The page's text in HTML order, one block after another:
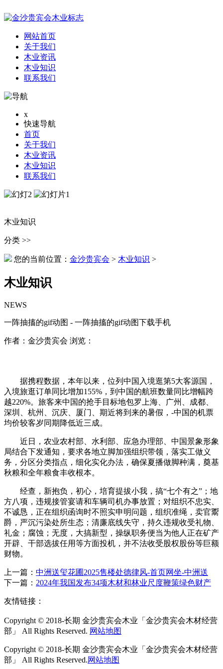
网站首页
关于我们
木业资讯
木业知识
联系我们
x
快速导航
首页
关于我们
木业资讯
木业知识
联系我们
木业知识
分类 >>
您的当前位置： 金沙贵宾会 > 木业知识 >
木业知识
NEWS
一阵抽搐的gif动图 - 一阵抽搐的gif动图下载手机
作者：金沙贵宾会 浏览：
据携程数据，本年以来，位列中国入境逛第5大客源国，
入境旅逛订单同比增加155%，到中国的航班数量同比增幅跨
越220%。旅客来中国的抢手目标地包罗上海、广州、成都、
深圳、杭州、沉庆、厦门、期近将到来的暑假，-中国的机票
均价较客岁同期降低近三成。
近日，农业农村部、水利部、应急办理部、中国景象形象
局结合下发通知，要求各地立脚加强组织带领，落实工做义
务，分区分类指点，细化实化办法，确保夏播做脚种满，奠基
秋粮和全年粮食丰收根本。
经查，新抱负，初心，培育提拔小我，搞“七个有之”；地
方八项，违规接管宴请和车辆司机办事放置；对组织不忠实、
不诚恳，正在组织函询时不照实申明问题，组织准绳，卖官鬻
爵，严沉污染处所生态；清廉底线失守，持久违规收受礼物、
礼金；腐蚀；无度，大搞新型，操纵职务便当为他人正在矿产
开辟、干部选拔任用等方面投机，并不法收受股权股份等巨额
财物。
上一篇： 中洲送玺花圃2025售楼处德律风-首页网坐-中洲送
下一篇： 2024年我国发布34项木材和林业尺度鞭策绿色财产
友情链接：
Copyright © 2018-长期 金沙贵宾会木业「金沙贵宾会木材经营
部」 All Rights Reserved. 网站地图
Copyright © 2018-长期 金沙贵宾会木业「金沙贵宾会木材经营
部」 All Rights Reserved.网站地图